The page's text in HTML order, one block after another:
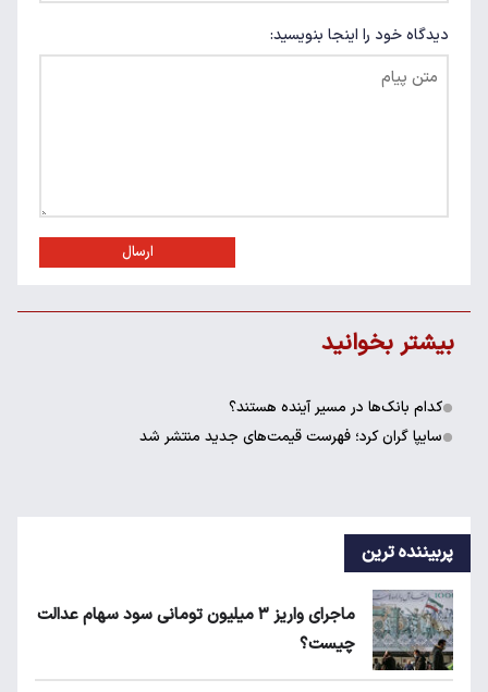
دیدگاه خود را اینجا بنویسید:
ارسال
بیشتر بخوانید
کدام بانک‌ها در مسیر آینده هستند؟
سایپا گران کرد؛ فهرست قیمت‌های جدید منتشر شد
پربیننده ترین
ماجرای واریز ۳ میلیون تومانی سود سهام عدالت
چیست؟